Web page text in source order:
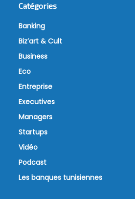
Catégories
Banking
Biz’art & Cult
Business
Eco
Entreprise
Executives
Managers
Startups
Vidéo
Podcast
Les banques tunisiennes